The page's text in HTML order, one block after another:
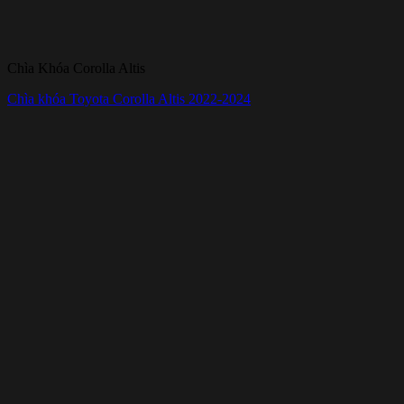
Chìa Khóa Corolla Altis
Chìa khóa Toyota Corolla Altis 2022-2024